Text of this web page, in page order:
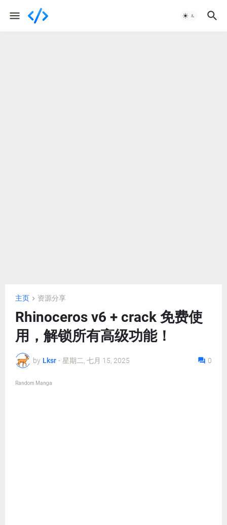
主页 资源分享
Rhinoceros v6 + crack 免费使
用，解锁所有高级功能！
by Lksr - 星期二, 七月 15, 2025 0
Random Manga